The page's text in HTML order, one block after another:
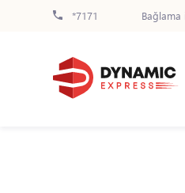
*7171 Bağlama